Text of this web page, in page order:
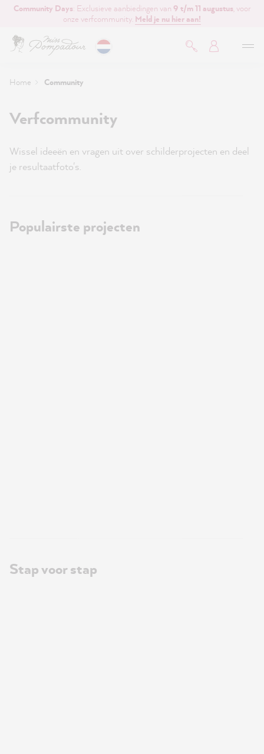
hoofdinhoud
Community Days: Exclusieve aanbiedingen van 9 t/m 11 augustus , voor
onze verfcommunity. Meld je nu hier aan!
Home Community
Verfcommunity
Wissel ideeën en vragen uit over schilderprojecten en deel
je resultaatfoto's.
Populairste projecten
Stap voor stap